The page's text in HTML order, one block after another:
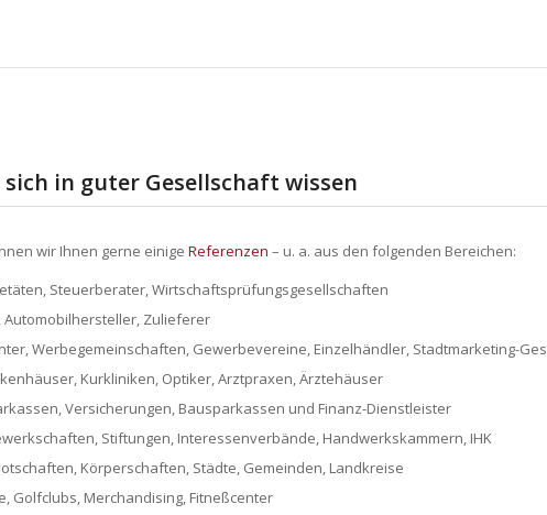
sich in guter Gesellschaft wissen
wir Ihnen gerne einige Referenzen – u. a. aus den folgenden Bereichen:
Steuerberater, Wirtschaftsprüfungsgesellschaften
Automobilhersteller, Zulieferer
Werbegemeinschaften, Gewerbevereine, Einzelhändler, Stadtmarketing-
Kurkliniken, Optiker, Arztpraxen, Ärztehäuser
Versicherungen, Bausparkassen und Finanz-Dienstleister
Stiftungen, Interessenverbände, Handwerkskammern, IHK
Körperschaften, Städte, Gemeinden, Landkreise
Golfclubs, Merchandising, Fitneßcenter